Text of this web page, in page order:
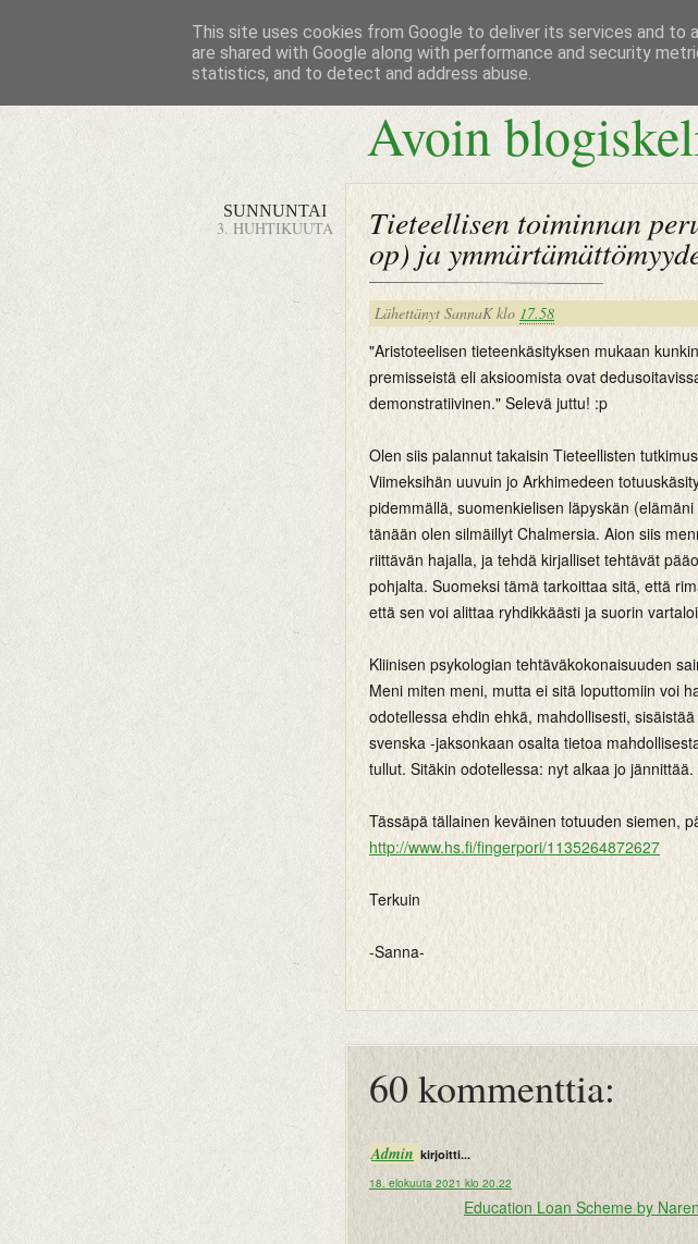
Avoin
SUNNUNTAI
3. HUHTIKUUTA Tieteellisen toiminnan
op) ja
Lähettänyt SannaK klo 17.58
"Aristoteelisen tieteenkäsityksen mukaan
premisseistä eli aksioomista ovat
demonstratiivinen." Selevä juttu! :p
Olen siis palannut takaisin Tieteellisten
Viimeksihän uuvuin jo Arkhimedeen
pidemmällä, suomenkielisen läpyskän
tänään olen silmäillyt Chalmersia. Aion siis
riittävän hajalla, ja tehdä kirjalliset tehtävät
pohjalta. Suomeksi tämä tarkoittaa sitä, että
että sen voi alittaa ryhdikkäästi ja suorin
Kliinisen psykologian tehtäväkokonaisuuden
Meni miten meni, mutta ei sitä loputtomiin voi
odotellessa ehdin ehkä, mahdollisesti,
svenska -jaksonkaan osalta tietoa
tullut. Sitäkin odotellessa: nyt alkaa jo jännittää.
Tässäpä tällainen keväinen totuuden siemen,
http://www.hs.fi/fingerpori/1135264872627
Terkuin
-Sanna-
60 kommenttia:
Admin kirjoitti...
18. elokuuta 2021 klo 20.22
Education Loan Scheme by
This site uses cookies from Google to deliver its services and to
are shared with Google along with performance and security
statistics, and to detect and address abuse.